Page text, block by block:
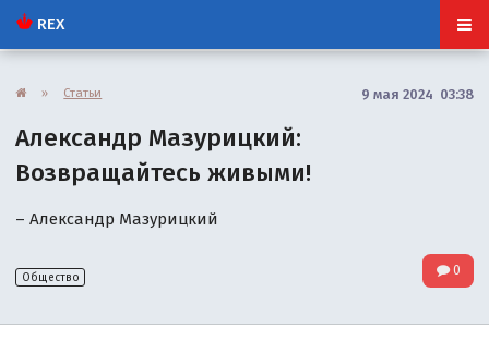
REX
» Статьи 9 мая 2024 03:38
Александр Мазурицкий:
Возвращайтесь живыми!
– Александр Мазурицкий
Общество 0